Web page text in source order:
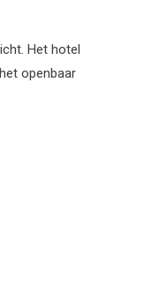
Het hotel
openbaar